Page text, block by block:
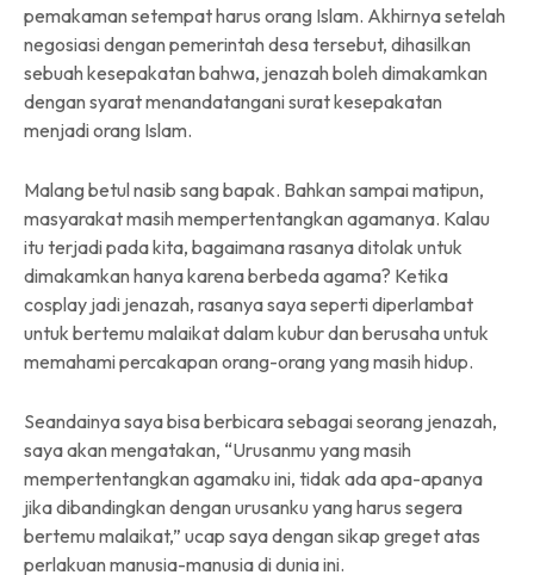
pemakaman setempat harus orang Islam. Akhirnya setelah
negosiasi dengan pemerintah desa tersebut, dihasilkan
sebuah kesepakatan bahwa, jenazah boleh dimakamkan
dengan syarat menandatangani surat kesepakatan
menjadi orang Islam.
Malang betul nasib sang bapak. Bahkan sampai matipun,
masyarakat masih mempertentangkan agamanya. Kalau
itu terjadi pada kita, bagaimana rasanya ditolak untuk
dimakamkan hanya karena berbeda agama? Ketika
cosplay jadi jenazah, rasanya saya seperti diperlambat
untuk bertemu malaikat dalam kubur dan berusaha untuk
memahami percakapan orang-orang yang masih hidup.
Seandainya saya bisa berbicara sebagai seorang jenazah,
saya akan mengatakan, “Urusanmu yang masih
mempertentangkan agamaku ini, tidak ada apa-apanya
jika dibandingkan dengan urusanku yang harus segera
bertemu malaikat,” ucap saya dengan sikap greget atas
perlakuan manusia-manusia di dunia ini.